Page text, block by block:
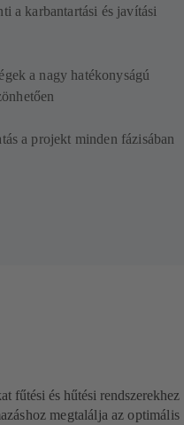
a karbantartási és javítási
a nagy hatékonyságú
a projekt minden fázisában
fűtési és hűtési rendszerekhez
megtalálja az optimális